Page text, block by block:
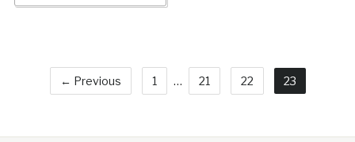
← Previous 1 … 21 22 23